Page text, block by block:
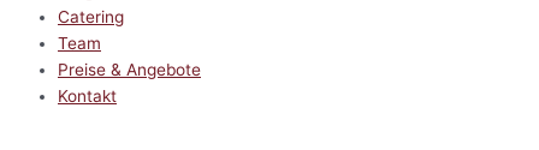
Catering
Team
Preise & Angebote
Kontakt